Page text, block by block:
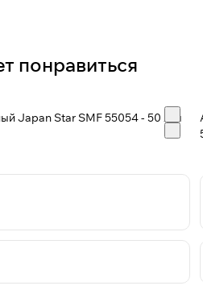
понравиться
Japan Star SMF 55054 - 50 А/ч